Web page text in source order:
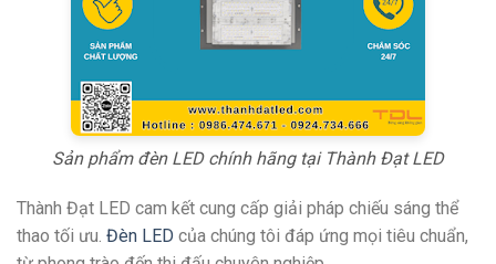
Sản phẩm đèn LED chính hãng tại Thành Đạt LED
Thành Đạt LED cam kết cung cấp giải pháp chiếu sáng thể
thao tối ưu. Đèn LED của chúng tôi đáp ứng mọi tiêu chuẩn,